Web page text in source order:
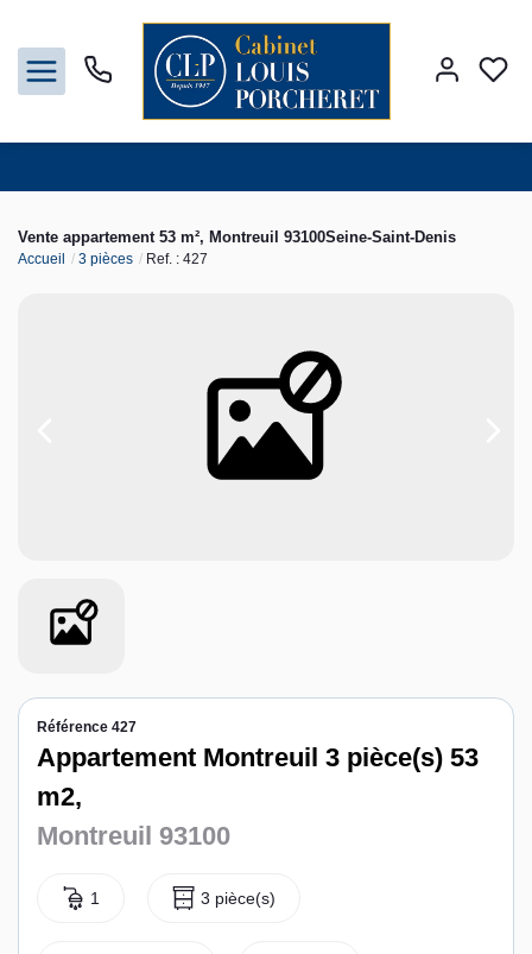
Louer
Espace personnel
Vente appartement 53 m², Montreuil 93100Seine-Saint-Denis
Accueil 3 pièces Ref. : 427
Référence 427
Appartement Montreuil 3 pièce(s) 53
m2,
Montreuil 93100
1 3 pièce(s)